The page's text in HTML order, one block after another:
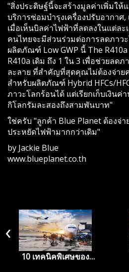
"สิ่งประดิษฐ์นี้จะสร้างมูลค่าเพิ่มให้
บริการซ่อมบำรุงเครื่องปรับอากาศ,
เมื่อเห็นบิลค่าไฟฟ้าที่ลดลงในแต่ละ
คนไทยจะมีส่วนร่วมต่อการลดภาว
ผลิตภัณฑ์ Low GWP นี้ The R410a
R410a เดิม ถึง 1 ใน 3 เพื่อช่วยลด
ละลาย ที่สำคัญที่สุดคุณไม่ต้องจ่าย
สำหรับผลิตภัณฑ์ Hybrid HFCs/
ภาวะโลกร้อนได้ แต่เรียกเก็บเงิน
กิโลกรัมละสองถึงสามพันบาท"
ใช่ครับ "ลูกค้า Blue Planet ต้องจ่า
ประหยัดไฟฟ้ามากกว่าเดิม"
by Jackie Blue
www.blueplanet.co.th
10 เทคนิคพิเศษของ
‹